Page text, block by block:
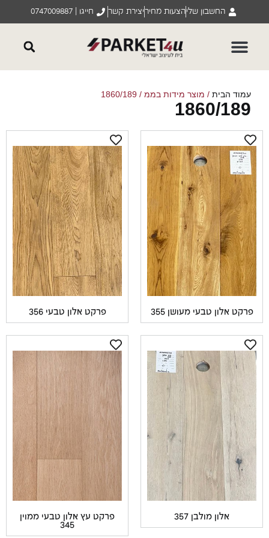
החשבון שליהצעות מחיריצירת קשר חייגו | 0747009887
הבית/ מוצר מידות בממ / 1860/189
1860/
אלון טבעי מעושן 355 פרקט אלון טבעי 356
אלון מולבן 357
פרקט עץ אלון טבעי ממוין